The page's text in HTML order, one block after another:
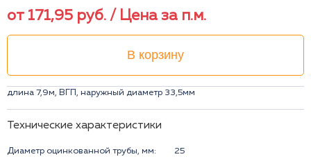
от 171,95 руб. / Цена за п.м.
В корзину
длина 7,9м, ВГП, наружный диаметр 33,5мм
Технические характеристики
Диаметр оцинкованной трубы, мм: 25